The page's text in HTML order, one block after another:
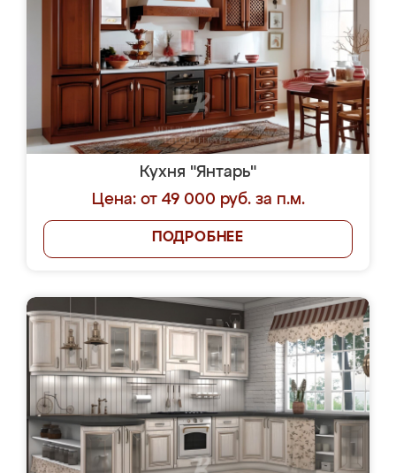
Кухня "Янтарь"
Цена: от 49 000 руб. за п.м.
ПОДРОБНЕЕ